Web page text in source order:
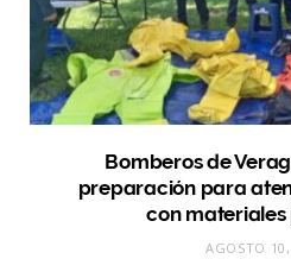
Bomberos de
preparación para
con materiales
AGOSTO